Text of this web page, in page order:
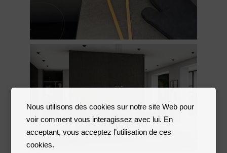
Nous utilisons des cookies sur notre site Web pour
voir comment vous interagissez avec lui. En
acceptant, vous acceptez l’utilisation de ces
cookies.